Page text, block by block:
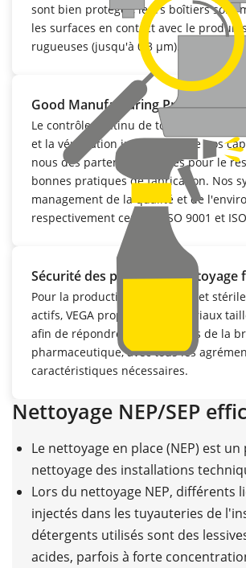
sont bien protégés, leurs boîtiers sont
les surfaces en contact avec le produit
rugueuses (jusqu'à 0,3 µm).
Good Manufacturing Practice
Le contrôle continu de tous les
et la vérification individuelle de nos
nous des partenaires fiables pour le
bonnes pratiques de fabrication. Nos
management de la qualité et de
respectivement certifiés ISO 9001 et
Sécurité des process et nettoyage
Pour la production hygiénique et
actifs, VEGA propose des matériaux
afin de répondre aux exigences de la
pharmaceutique, avec tous les
caractéristiques nécessaires.
Nettoyage NEP/SEP
Le nettoyage en place (NEP) est
nettoyage des installations
Lors du nettoyage NEP, différents
injectés dans les tuyauteries de
détergents utilisés sont des
acides, parfois à forte